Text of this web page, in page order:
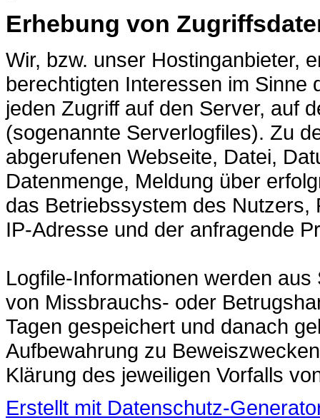
Erhebung von
Wir, bzw. unser Hostinganbieter,
berechtigten Interessen im Sinne
jeden Zugriff auf den Server, auf
(sogenannte Serverlogfiles). Zu
abgerufenen Webseite, Datei,
Datenmenge, Meldung über
das Betriebssystem des
IP-Adresse und der anfragende
Logfile-Informationen werden
von Missbrauchs- oder
Tagen gespeichert und danach
Aufbewahrung zu
Klärung des jeweiligen Vorfalls
Erstellt mit Datenschutz-